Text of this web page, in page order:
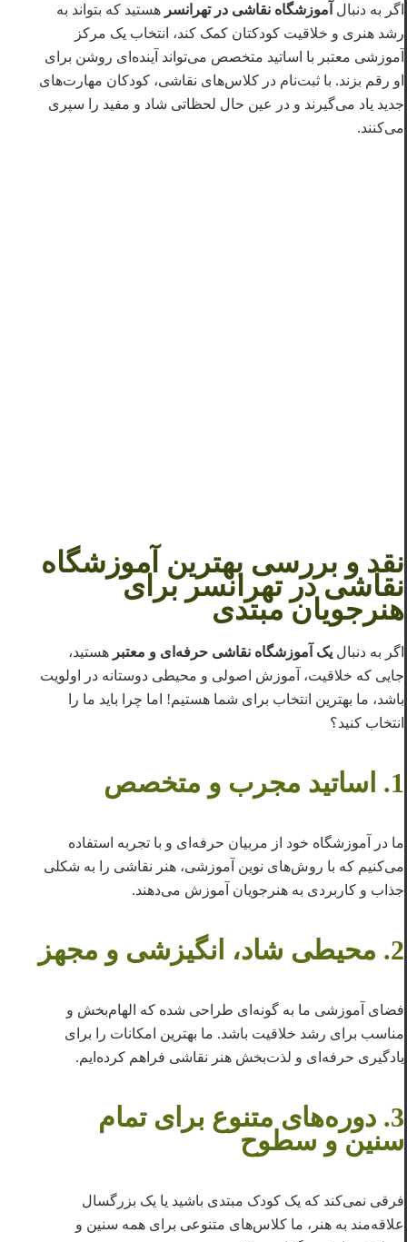
اگر به دنبال آموزشگاه نقاشی در تهرانسر هستید که بتواند به
رشد هنری و خلاقیت کودکتان کمک کند، انتخاب یک مرکز
آموزشی معتبر با اساتید متخصص می‌تواند آینده‌ای روشن برای
او رقم بزند. با ثبت‌نام در کلاس‌های نقاشی، کودکان مهارت‌های
جدید یاد می‌گیرند و در عین حال لحظاتی شاد و مفید را سپری
می‌کنند.
نقد و بررسی بهترین آموزشگاه
نقاشی در تهرانسر برای
هنرجویان مبتدی
اگر به دنبال یک آموزشگاه نقاشی حرفه‌ای و معتبر هستید،
جایی که خلاقیت، آموزش اصولی و محیطی دوستانه در اولویت
باشد، ما بهترین انتخاب برای شما هستیم! اما چرا باید ما را
انتخاب کنید؟
1. اساتید مجرب و متخصص
ما در آموزشگاه خود از مربیان حرفه‌ای و با تجربه استفاده
می‌کنیم که با روش‌های نوین آموزشی، هنر نقاشی را به شکلی
جذاب و کاربردی به هنرجویان آموزش می‌دهند.
2. محیطی شاد، انگیزشی و مجهز
فضای آموزشی ما به گونه‌ای طراحی شده که الهام‌بخش و
مناسب برای رشد خلاقیت باشد. ما بهترین امکانات را برای
یادگیری حرفه‌ای و لذت‌بخش هنر نقاشی فراهم کرده‌ایم.
3. دوره‌های متنوع برای تمام
سنین و سطوح
فرقی نمی‌کند که یک کودک مبتدی باشید یا یک بزرگسال
علاقه‌مند به هنر، ما کلاس‌های متنوعی برای همه سنین و